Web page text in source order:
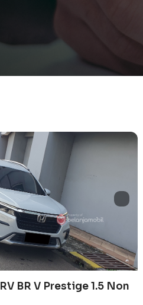
BR V Prestige 1.5 Non